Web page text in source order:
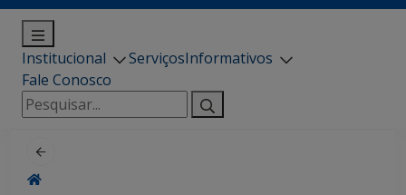
Institucional ServiçosInformativos
Fale Conosco
Pesquisar
por: